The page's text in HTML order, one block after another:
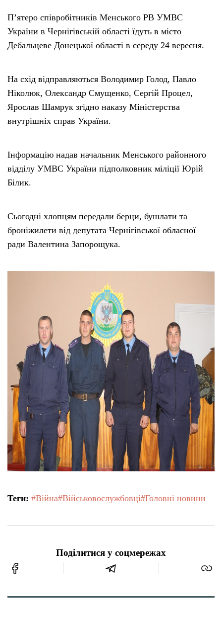
П’ятеро співробітників Менського РВ УМВС
України в Чернігівській області їдуть в місто
Дебальцеве Донецької області в середу 24 вересня.
На схід відправляються Володимир Голод, Павло
Ніколюк, Олександр Смущенко, Сергій Процел,
Ярослав Шамрук згідно наказу Міністерства
внутрішніх справ України.
Інформацію надав начальник Менського районного
відділу УМВС України підполковник міліції Юрій
Білик.
Сьогодні хлопцям передали берци, бушлати та
броніжилети від депутата Чернігівської обласної
ради Валентина Запорощука.
Теги: #Війна#Військовослужбовці#Головні новини
Поділитися у соцмережах